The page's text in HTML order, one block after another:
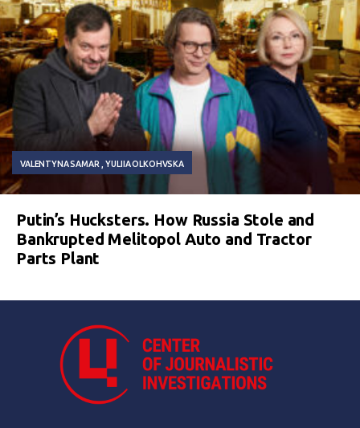
VALENTYNA SAMAR YULIIA OLKOHVSKA
Putin’s Hucksters. How Russia Stole and
Bankrupted Melitopol Auto and Tractor
Parts Plant